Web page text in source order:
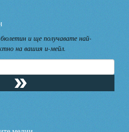
и ще получавате най-
на вашия и-мейл.